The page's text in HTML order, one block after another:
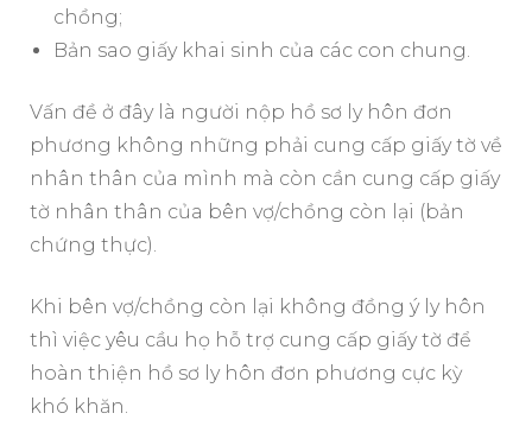
chồng;
Bản sao giấy khai sinh của các con chung.
Vấn đề ở đây là người nộp hồ sơ ly hôn đơn
phương không những phải cung cấp giấy tờ về
nhân thân của mình mà còn cần cung cấp giấy
tờ nhân thân của bên vợ/chồng còn lại (bản
chứng thực).
Khi bên vợ/chồng còn lại không đồng ý ly hôn
thì việc yêu cầu họ hỗ trợ cung cấp giấy tờ để
hoàn thiện hồ sơ ly hôn đơn phương cực kỳ
khó khăn.